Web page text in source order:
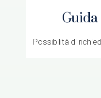
Possibilità di